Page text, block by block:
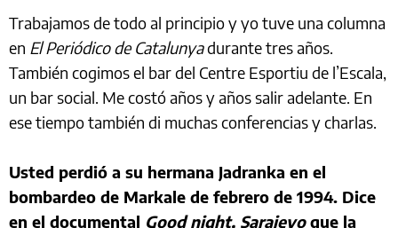
Trabajamos de todo al principio y yo tuve una columna
en El Periódico de Catalunyadurante tres años.
También cogimos el bar del Centre Esportiu de l’Escala,
un bar social. Me costó años y años salir adelante. En
ese tiempo también di muchas conferencias y charlas.
Usted perdió a su hermana Jadranka en el
bombardeo de Markale de febrero de 1994. Dice
en el documental Good night, Sarajevoque la